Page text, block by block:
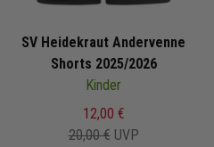
SV Heidekraut Andervenne
Shorts 2025/2026
Kinder
12,00 €
20,00 € UVP